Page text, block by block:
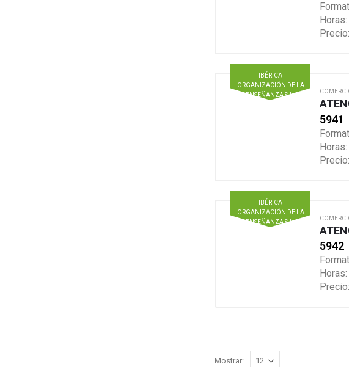
Horas:
Precio:
IBÉRICA
ORGANIZACIÓN DE LA
ENSEÑANZA S.L.
5941
Horas:
Precio:
IBÉRICA
ORGANIZACIÓN DE LA
ENSEÑANZA S.L.
5942
Horas:
Precio:
Mostrar: